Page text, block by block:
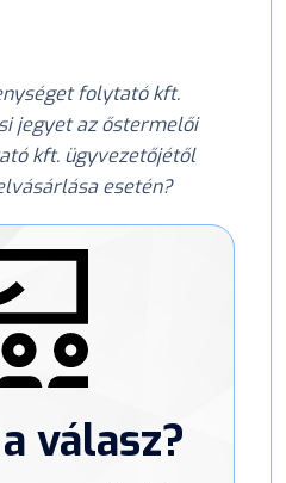
folytató kft.
jegyet az őstermelői
kft. ügyvezetőjétől
esetén?
válasz?